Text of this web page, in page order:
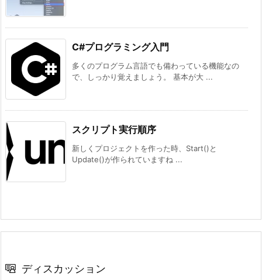
C#プログラミング入門
多くのプログラム言語でも備わっている機能なの
で、しっかり覚えましょう。 基本が大 ...
スクリプト実行順序
新しくプロジェクトを作った時、Start()と
Update()が作られていますね ...
ディスカッション